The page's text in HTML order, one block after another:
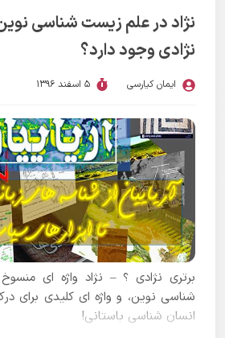
نژاد در علم زیست شناسی نوین
نژادی وجود دارد؟
ایمان کیارسی 5 اسفند 1396
برتری نژادی ؟ – نژاد واژه ای
شناسی نوین، و واژه ای کلیدی برای
انسان شناسی باستانی!